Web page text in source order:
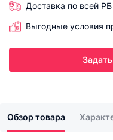
Доставка по всей РБ
Выгодные условия
Обзор товара